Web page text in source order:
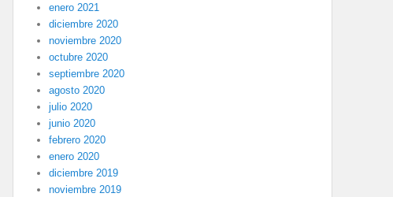
enero 2021
diciembre 2020
noviembre 2020
octubre 2020
septiembre 2020
agosto 2020
julio 2020
junio 2020
febrero 2020
enero 2020
diciembre 2019
noviembre 2019